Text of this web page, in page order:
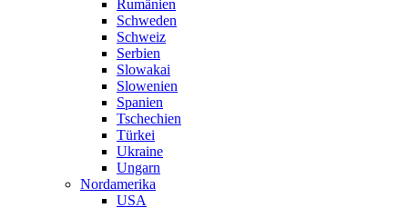
Rumänien
Schweden
Schweiz
Serbien
Slowakai
Slowenien
Spanien
Tschechien
Türkei
Ukraine
Ungarn
Nordamerika
USA